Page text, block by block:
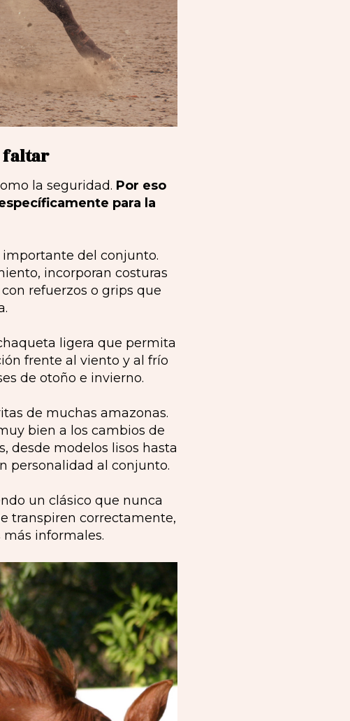
faltar
la seguridad. Por eso
para la
del conjunto.
incorporan costuras
refuerzos o grips que
ligera que permita
frente al viento y al frío
de otoño e invierno.
de muchas amazonas.
bien a los cambios de
desde modelos lisos hasta
personalidad al conjunto.
un clásico que nunca
transpiren correctamente,
informales.